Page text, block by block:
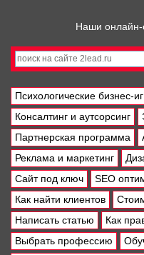
Наши онлайн-
Психологические бизнес-
Консалтинг и аутсорсинг
Партнерская программа
Реклама и маркетинг
Сайт под ключ
SEO
Как найти клиентов
Написать статью
Как
Выбрать профессию